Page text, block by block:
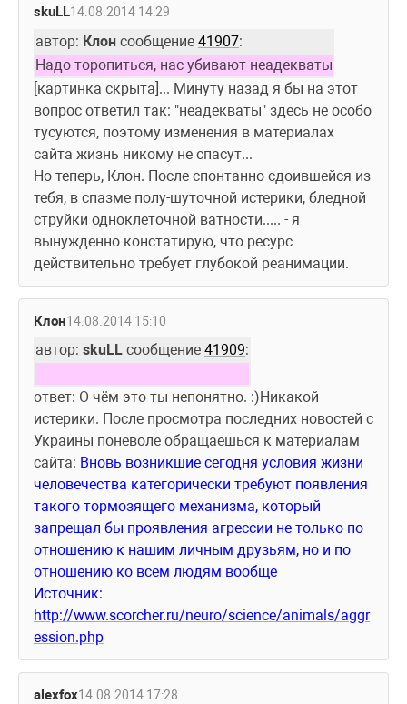
skuLL14.08.2014 14:29
автор: Клон сообщение 41907:
Надо торопиться, нас убивают неадекваты
[картинка скрыта]... Минуту назад я бы на этот
вопрос ответил так: "неадекваты" здесь не особо
тусуются, поэтому изменения в материалах
сайта жизнь никому не спасут...
Но теперь, Клон. После спонтанно сдоившейся из
тебя, в спазме полу-шуточной истерики, бледной
струйки одноклеточной ватности..... - я
вынужденно констатирую, что ресурс
действительно требует глубокой реанимации.
Клон14.08.2014 15:10
автор: skuLL сообщение 41909:
ответ: О чём это ты непонятно. :)Никакой
истерики. После просмотра последних новостей с
Украины поневоле обращаешься к материалам
сайта: Вновь возникшие сегодня условия жизни
человечества категорически требуют появления
такого тормозящего механизма, который
запрещал бы проявления агрессии не только по
отношению к нашим личным друзьям, но и по
отношению ко всем людям вообще
http://www.scorcher.ru/neuro/science/animals/aggr
ession.php
alexfox14.08.2014 17:28